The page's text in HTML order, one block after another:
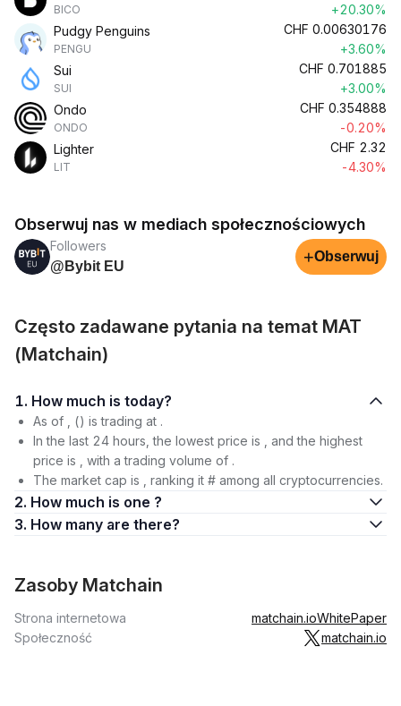
BICO
+20.30%
Pudgy Penguins
PENGU
CHF 0.00630176
+3.60%
Sui
SUI
CHF 0.701885
+3.00%
Ondo
ONDO
CHF 0.354888
-0.20%
Lighter
LIT
CHF 2.32
-4.30%
Obserwuj nas w mediach społecznościowych
Followers
@Bybit EU
+Obserwuj
Często zadawane pytania na temat MAT
(Matchain)
1. How much is today?
As of , () is trading at .
In the last 24 hours, the lowest price is , and the highest
price is , with a trading volume of .
The market cap is , ranking it # among all cryptocurrencies.
2. How much is one ?
3. How many are there?
Zasoby Matchain
Strona internetowa matchain.ioWhitePaper
Społeczność
matchain.io